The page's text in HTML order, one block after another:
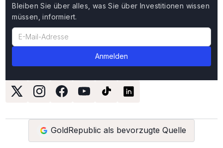
Bleiben Sie über alles, was Sie über Investitionen wissen
müssen, informiert.
GoldRepublic als bevorzugte Quelle